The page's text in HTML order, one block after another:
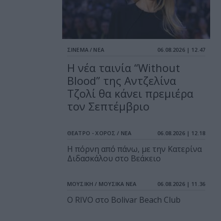
ΣΙΝΕΜΑ / ΝΕΑ 06.08.2026 | 12.47
Η νέα ταινία “Without
Blood” της Αντζελίνα
Τζολί θα κάνει πρεμιέρα
τον Σεπτέμβριο
ΘΕΑΤΡΟ - ΧΟΡΟΣ / ΝΕΑ 06.08.2026 | 12.18
Η πόρνη από πάνω, με την Κατερίνα
Διδασκάλου στο Βεάκειο
ΜΟΥΣΙΚΗ / ΜΟΥΣΙΚΑ ΝΕΑ 06.08.2026 | 11.36
Ο RIVO στο Bolivar Beach Club